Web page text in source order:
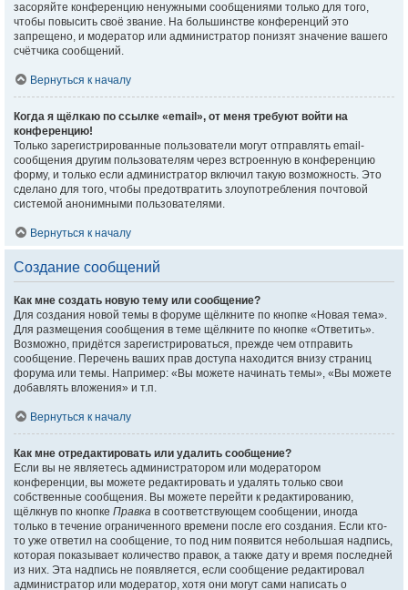
засоряйте конференцию ненужными сообщениями только для того,
чтобы повысить своё звание. На большинстве конференций это
запрещено, и модератор или администратор понизят значение вашего
счётчика сообщений.
Вернуться к началу
Когда я щёлкаю по ссылке «email», от меня требуют войти на
конференцию!
Только зарегистрированные пользователи могут отправлять email-
сообщения другим пользователям через встроенную в конференцию
форму, и только если администратор включил такую возможность. Это
сделано для того, чтобы предотвратить злоупотребления почтовой
системой анонимными пользователями.
Вернуться к началу
Создание сообщений
Как мне создать новую тему или сообщение?
Для создания новой темы в форуме щёлкните по кнопке «Новая тема».
Для размещения сообщения в теме щёлкните по кнопке «Ответить».
Возможно, придётся зарегистрироваться, прежде чем отправить
сообщение. Перечень ваших прав доступа находится внизу страниц
форума или темы. Например: «Вы можете начинать темы», «Вы можете
добавлять вложения» и т.п.
Вернуться к началу
Как мне отредактировать или удалить сообщение?
Если вы не являетесь администратором или модератором
конференции, вы можете редактировать и удалять только свои
собственные сообщения. Вы можете перейти к редактированию,
щёлкнув по кнопке Правка в соответствующем сообщении, иногда
только в течение ограниченного времени после его создания. Если кто-
то уже ответил на сообщение, то под ним появится небольшая надпись,
которая показывает количество правок, а также дату и время последней
из них. Эта надпись не появляется, если сообщение редактировал
администратор или модератор, хотя они могут сами написать о